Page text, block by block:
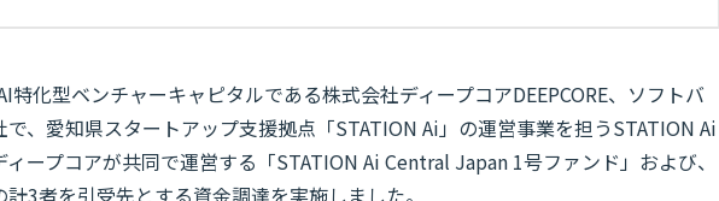
化型ベンチャーキャピタルである株式会社ディープコアDEEPCORE、ソフトバ
、愛知県スタートアップ支援拠点「STATION Ai」の運営事業を担うSTATION Ai
ープコアが共同で運営する「STATION Ai Central Japan 1号ファンド」および、
3者を引受先とする資金調達を実施しました。